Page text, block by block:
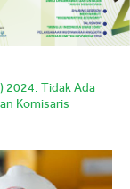
2024: Tidak Ada
Komisaris